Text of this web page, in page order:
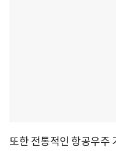
또한 전통적인 항공우주